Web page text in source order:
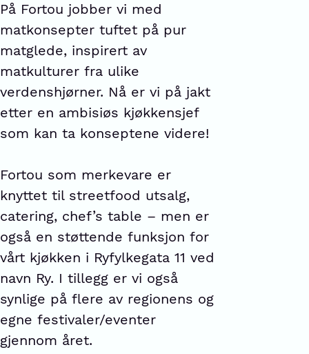
På Fortou jobber vi med
matkonsepter tuftet på pur
matglede, inspirert av
matkulturer fra ulike
verdenshjørner. Nå er vi på jakt
etter en ambisiøs kjøkkensjef
som kan ta konseptene videre!
Fortou som merkevare er
knyttet til streetfood utsalg,
catering, chef’s table – men er
også en støttende funksjon for
vårt kjøkken i Ryfylkegata 11 ved
navn Ry. I tillegg er vi også
synlige på flere av regionens og
egne festivaler/eventer
gjennom året.